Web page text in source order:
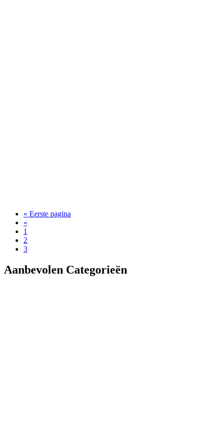
« Eerste pagina
«
1
2
3
Aanbevolen Categorieën